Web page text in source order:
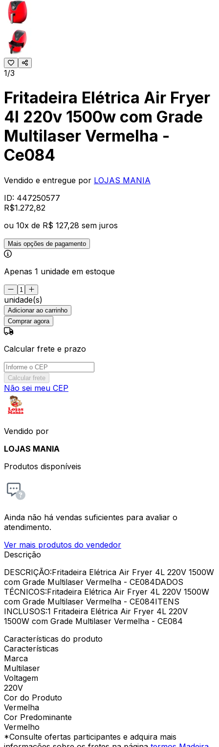
1/3
Fritadeira Elétrica Air Fryer
4l 220v 1500w com Grade
Multilaser Vermelha -
Ce084
Vendido e entregue por LOJAS MANIA
ID: 447250577
R$1.272,82
ou 10x de R$ 127,28 sem juros
Mais opções de pagamento
Apenas 1 unidade em estoque
unidade(s)
Adicionar ao carrinho
Comprar agora
Calcular frete e prazo
Calcular frete
Não sei meu CEP
Vendido por
LOJAS MANIA
Produtos disponíveis
Ainda não há vendas suficientes para avaliar o
atendimento.
Ver mais produtos do vendedor
Descrição
DESCRIÇÃO:Fritadeira Elétrica Air Fryer 4L 220V 1500W
com Grade Multilaser Vermelha - CE084DADOS
TÉCNICOS:Fritadeira Elétrica Air Fryer 4L 220V 1500W
com Grade Multilaser Vermelha - CE084ITENS
INCLUSOS:1 Fritadeira Elétrica Air Fryer 4L 220V
1500W com Grade Multilaser Vermelha - CE084
Características do produto
Características
Marca
Multilaser
Voltagem
220V
Cor do Produto
Vermelha
Cor Predominante
Vermelho
*Consulte ofertas participantes e adquira mais